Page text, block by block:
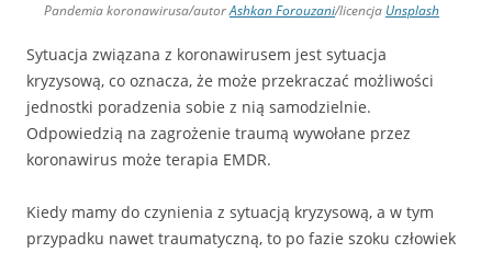
Pandemia koronawirusa/autorAshkan Forouzani/licencja Unsplash
Sytuacja związana z koronawirusem jest sytuacja
kryzysową, co oznacza, że może przekraczać możliwości
jednostki poradzenia sobie z nią samodzielnie.
Odpowiedzią na zagrożenie traumą wywołane przez
koronawirus może terapia EMDR.
Kiedy mamy do czynienia z sytuacją kryzysową, a w tym
przypadku nawet traumatyczną, to po fazie szoku człowiek